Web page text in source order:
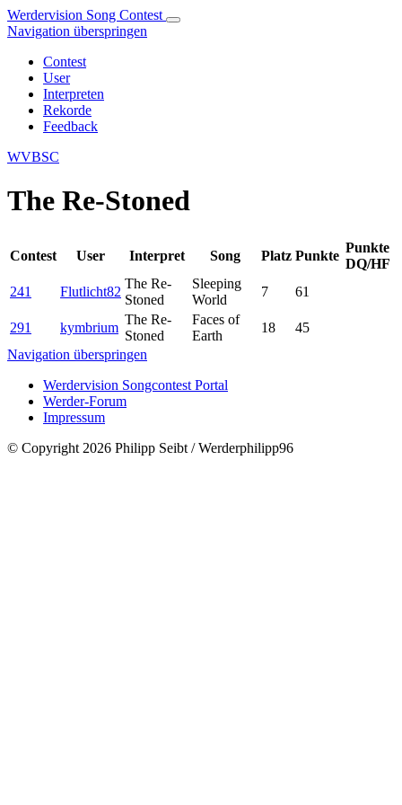
Werdervision Song Contest
Navigation überspringen
Contest
User
Interpreten
Rekorde
Feedback
WVBSC
The Re-Stoned
Contest User Interpret Song Platz Punkte
Punkte
DQ/HF
241
Flutlicht82
The Re-
Stoned
Sleeping
World
7 61
291 kymbrium
The Re-
Stoned
Faces of
Earth
18
45
Navigation überspringen
Werdervision Songcontest Portal
Werder-Forum
Impressum
© Copyright 2026 Philipp Seibt / Werderphilipp96